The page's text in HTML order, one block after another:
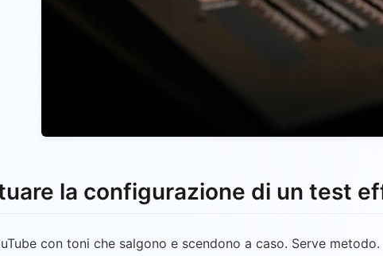
la configurazione di un test
con toni che salgono e scendono a caso. Serve